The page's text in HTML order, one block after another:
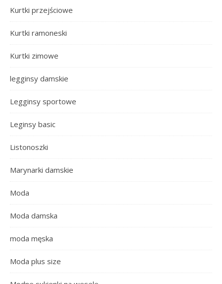
Kurtki przejściowe
Kurtki ramoneski
Kurtki zimowe
legginsy damskie
Legginsy sportowe
Leginsy basic
Listonoszki
Marynarki damskie
Moda
Moda damska
moda męska
Moda plus size